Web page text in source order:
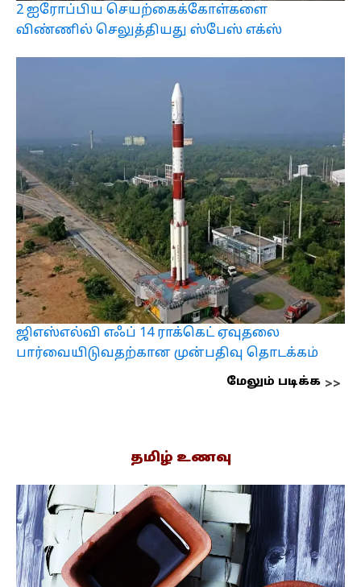
2 ஐரோப்பிய செயற்கைக்கோள்களை
விண்ணில் செலுத்தியது ஸ்பேஸ் எக்ஸ்
ஜிஎஸ்எல்வி எஃப் 14 ராக்கெட் ஏவுதலை
பார்வையிடுவதற்கான முன்பதிவு தொடக்கம்
மேலும் படிக்க
தமிழ் உணவு